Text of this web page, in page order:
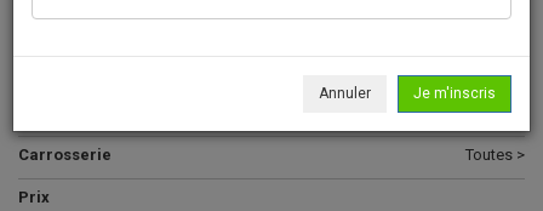
> Rechercher un véhicule
ZT >
Carrosserie Toutes >
Prix
Annuler Je m'inscris